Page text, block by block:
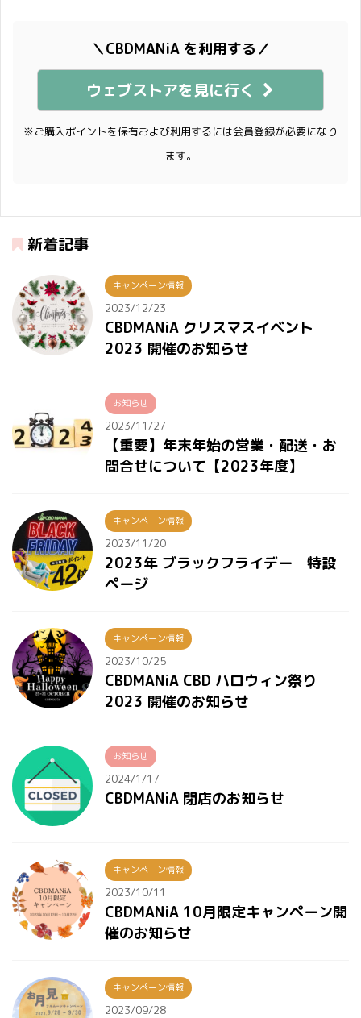
＼CBDMANiA を利用する／
ウェブストアを見に行く
※ご購入ポイントを保有および利用するには会員登録が必要になり
ます。
新着記事
キャンペーン情報
2023/12/23
CBDMANiA クリスマスイベント
2023 開催のお知らせ
お知らせ
2023/11/27
【重要】年末年始の営業・配送・お
問合せについて【2023年度】
キャンペーン情報
2023/11/20
2023年 ブラックフライデー 特設
ページ
キャンペーン情報
2023/10/25
CBDMANiA CBD ハロウィン祭り
2023 開催のお知らせ
お知らせ
2024/1/17
CBDMANiA 閉店のお知らせ
キャンペーン情報
2023/10/11
CBDMANiA 10月限定キャンペーン開
催のお知らせ
キャンペーン情報
2023/09/28